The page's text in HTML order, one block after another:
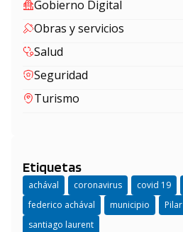
Gobierno Digital
Obras y servicios
Salud
Seguridad
Turismo
Etiquetas
achával coronavirus covid 19
federico achával
municipio Pilar
santiago laurent